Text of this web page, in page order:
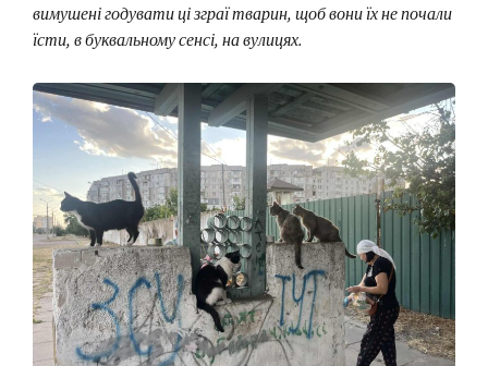
вимушені годувати ці зграї тварин, щоб вони їх не почали
їсти, в буквальному сенсі, на вулицях.